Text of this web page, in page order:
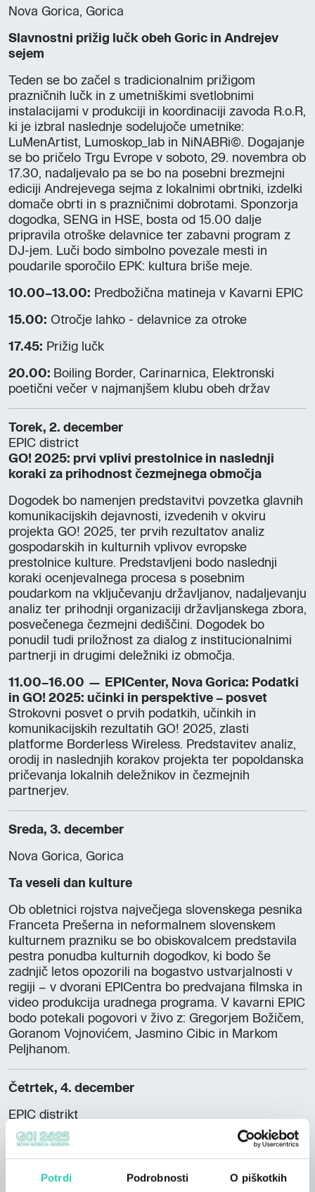
Potrdi Podrobnosti O piškotkih
Nova Gorica, Gorica
Slavnostni prižig lučk obeh Goric in Andrejev
sejem
Teden se bo začel s tradicionalnim prižigom
prazničnih lučk in z umetniškimi svetlobnimi
instalacijami v produkciji in koordinaciji zavoda R.o.R,
ki je izbral naslednje sodelujoče umetnike:
LuMenArtist, Lumoskop_lab in NiNABRi©. Dogajanje
se bo pričelo Trgu Evrope v soboto, 29. novembra ob
17.30, nadaljevalo pa se bo na posebni brezmejni
ediciji Andrejevega sejma z lokalnimi obrtniki, izdelki
domače obrti in s prazničnimi dobrotami. Sponzorja
dogodka, SENG in HSE, bosta od 15.00 dalje
pripravila otroške delavnice ter zabavni program z
DJ-jem. Luči bodo simbolno povezale mesti in
poudarile sporočilo EPK: kultura briše meje.
10.00–13.00: Predbožična matineja v Kavarni EPIC
15.00: Otročje lahko - delavnice za otroke
17.45: Prižig lučk
20.00: Boiling Border, Carinarnica, Elektronski
poetični večer v najmanjšem klubu obeh držav
Torek, 2. december
EPIC district
GO! 2025: prvi vplivi prestolnice in naslednji
koraki za prihodnost čezmejnega območja
Dogodek bo namenjen predstavitvi povzetka glavnih
komunikacijskih dejavnosti, izvedenih v okviru
projekta GO! 2025, ter prvih rezultatov analiz
gospodarskih in kulturnih vplivov evropske
prestolnice kulture. Predstavljeni bodo naslednji
koraki ocenjevalnega procesa s posebnim
poudarkom na vključevanju državljanov, nadaljevanju
analiz ter prihodnji organizaciji državljanskega zbora,
posvečenega čezmejni dediščini. Dogodek bo
ponudil tudi priložnost za dialog z institucionalnimi
partnerji in drugimi deležniki iz območja.
11.00–16.00 — EPICenter, Nova Gorica: Podatki
in GO! 2025: učinki in perspektive – posvet
Strokovni posvet o prvih podatkih, učinkih in
komunikacijskih rezultatih GO! 2025, zlasti
platforme Borderless Wireless. Predstavitev analiz,
orodij in naslednjih korakov projekta ter popoldanska
pričevanja lokalnih deležnikov in čezmejnih
partnerjev.
Sreda, 3. december
Nova Gorica, Gorica
Ta veseli dan kulture
Ob obletnici rojstva največjega slovenskega pesnika
Franceta Prešerna in neformalnem slovenskem
kulturnem prazniku se bo obiskovalcem predstavila
pestra ponudba kulturnih dogodkov, ki bodo še
zadnjič letos opozorili na bogastvo ustvarjalnosti v
regiji – v dvorani EPICentra bo predvajana filmska in
video produkcija uradnega programa. V kavarni EPIC
bodo potekali pogovori v živo z: Gregorjem Božičem,
Goranom Vojnovićem, Jasmino Cibic in Markom
Peljhanom.
Četrtek, 4. december
EPIC distrikt
EPK po EPK-ju – javni posvet o dediščini EPK
po EPK: infrastrukturni, družbeni in kulturni učinki,